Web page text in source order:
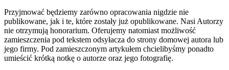
Przyjmować będziemy zarówno opracowania nigdzie nie
publikowane, jak i te, które zostały już opublikowane. Nasi Autorzy
nie otrzymują honorarium. Oferujemy natomiast możliwość
zamieszczenia pod tekstem odsyłacza do strony domowej autora lub
jego firmy. Pod zamieszczonym artykułem chcielibyśmy ponadto
umieścić krótką notkę o autorze oraz jego fotografię.